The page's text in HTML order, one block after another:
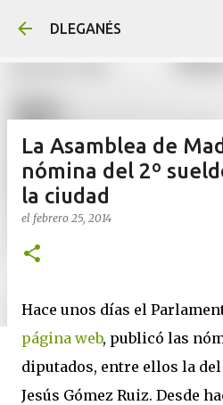
DLEGANÉS
La Asamblea de
nómina del 2º
la ciudad
el febrero 25, 2014
Hace unos días el
página web, publicó las
diputados, entre ellos la
Jesús Gómez Ruiz. Desde